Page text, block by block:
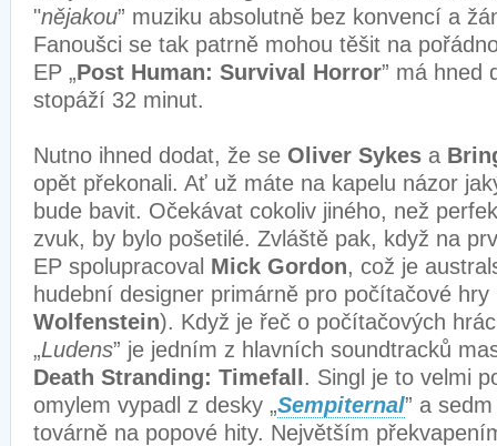
"nějakou” muziku absolutně bez konvencí a
Fanoušci se tak patrně mohou těšit na
EP „Post Human: Survival Horror” má hned
stopáží 32 minut.
Nutno ihned dodat, že se Oliver Sykes a
opět překonali. Ať už máte na kapelu názor
bude bavit. Očekávat cokoliv jiného, než
zvuk, by bylo pošetilé. Zvláště pak, když na
EP spolupracoval Mick Gordon, což je
hudební designer primárně pro počítačové
Wolfenstein). Když je řeč o počítačových
„Ludens” je jedním z hlavních soundtracků
Death Stranding: Timefall . Singl je to velmi
omylem vypadl z desky „Sempiternal” a
továrně na popové hity. Největším